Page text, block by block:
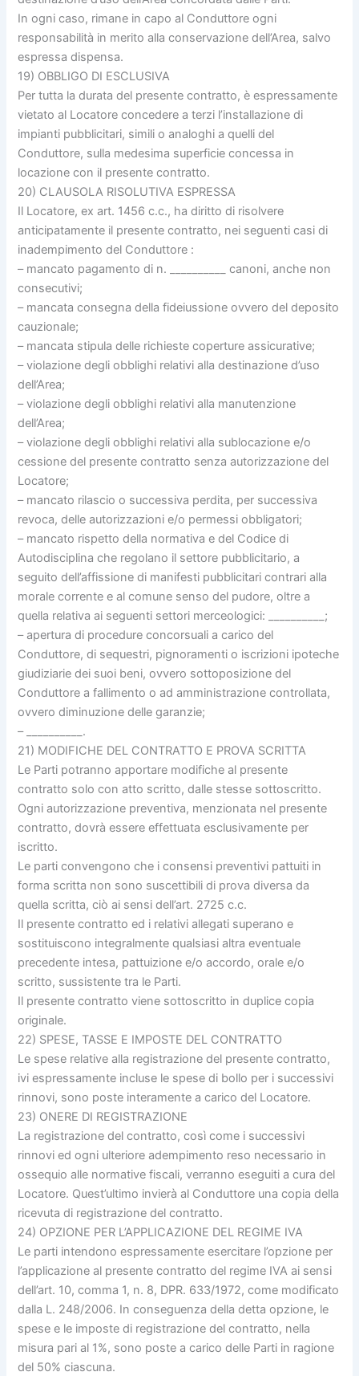
In ogni caso, rimane in capo al Conduttore ogni
responsabilità in merito alla conservazione dell’Area, salvo
espressa dispensa.
19) OBBLIGO DI ESCLUSIVA
Per tutta la durata del presente contratto, è espressamente
vietato al Locatore concedere a terzi l’installazione di
impianti pubblicitari, simili o analoghi a quelli del
Conduttore, sulla medesima superficie concessa in
locazione con il presente contratto.
20) CLAUSOLA RISOLUTIVA ESPRESSA
Il Locatore, ex art. 1456 c.c., ha diritto di risolvere
anticipatamente il presente contratto, nei seguenti casi di
inadempimento del Conduttore :
– mancato pagamento di n. __________ canoni, anche non
consecutivi;
– mancata consegna della fideiussione ovvero del deposito
cauzionale;
– mancata stipula delle richieste coperture assicurative;
– violazione degli obblighi relativi alla destinazione d’uso
dell’Area;
– violazione degli obblighi relativi alla manutenzione
dell’Area;
– violazione degli obblighi relativi alla sublocazione e/o
cessione del presente contratto senza autorizzazione del
Locatore;
– mancato rilascio o successiva perdita, per successiva
revoca, delle autorizzazioni e/o permessi obbligatori;
– mancato rispetto della normativa e del Codice di
Autodisciplina che regolano il settore pubblicitario, a
seguito dell’affissione di manifesti pubblicitari contrari alla
morale corrente e al comune senso del pudore, oltre a
quella relativa ai seguenti settori merceologici: __________;
– apertura di procedure concorsuali a carico del
Conduttore, di sequestri, pignoramenti o iscrizioni ipoteche
giudiziarie dei suoi beni, ovvero sottoposizione del
Conduttore a fallimento o ad amministrazione controllata,
ovvero diminuzione delle garanzie;
– __________.
21) MODIFICHE DEL CONTRATTO E PROVA SCRITTA
Le Parti potranno apportare modifiche al presente
contratto solo con atto scritto, dalle stesse sottoscritto.
Ogni autorizzazione preventiva, menzionata nel presente
contratto, dovrà essere effettuata esclusivamente per
iscritto.
Le parti convengono che i consensi preventivi pattuiti in
forma scritta non sono suscettibili di prova diversa da
quella scritta, ciò ai sensi dell’art. 2725 c.c.
Il presente contratto ed i relativi allegati superano e
sostituiscono integralmente qualsiasi altra eventuale
precedente intesa, pattuizione e/o accordo, orale e/o
scritto, sussistente tra le Parti.
Il presente contratto viene sottoscritto in duplice copia
originale.
22) SPESE, TASSE E IMPOSTE DEL CONTRATTO
Le spese relative alla registrazione del presente contratto,
ivi espressamente incluse le spese di bollo per i successivi
rinnovi, sono poste interamente a carico del Locatore.
23) ONERE DI REGISTRAZIONE
La registrazione del contratto, così come i successivi
rinnovi ed ogni ulteriore adempimento reso necessario in
ossequio alle normative fiscali, verranno eseguiti a cura del
Locatore. Quest’ultimo invierà al Conduttore una copia della
ricevuta di registrazione del contratto.
24) OPZIONE PER L’APPLICAZIONE DEL REGIME IVA
Le parti intendono espressamente esercitare l’opzione per
l’applicazione al presente contratto del regime IVA ai sensi
dell’art. 10, comma 1, n. 8, DPR. 633/1972, come modificato
dalla L. 248/2006. In conseguenza della detta opzione, le
spese e le imposte di registrazione del contratto, nella
misura pari al 1%, sono poste a carico delle Parti in ragione
del 50% ciascuna.